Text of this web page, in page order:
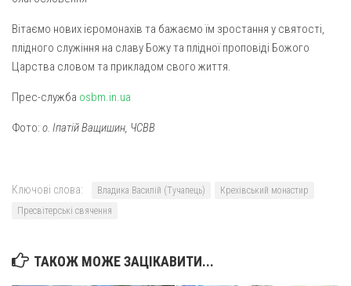
Вітаємо нових ієромонахів та бажаємо їм зростання у святості,
плідного служіння на славу Божу та плідної проповіді Божого
Царства словом та прикладом свого життя.
Прес-служба osbm.in.ua
Фото: о. Іпатій Ващишин, ЧСВВ
Ключові слова: Владика Василій (Тучапець)
Крехівський монастир
Пресвітерські свячення
ТАКОЖ МОЖЕ ЗАЦІКАВИТИ...